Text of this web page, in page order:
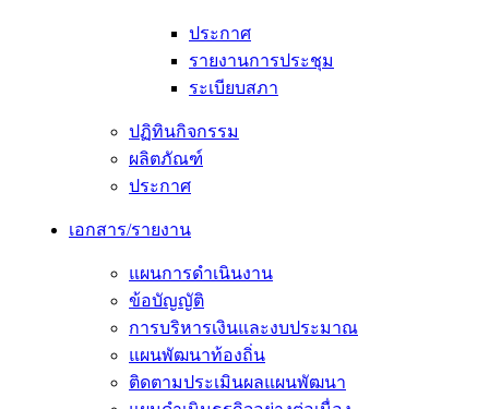
ประกาศ
รายงานการประชุม
ระเบียบสภา
ปฏิทินกิจกรรม
ผลิตภัณฑ์
ประกาศ
เอกสาร/รายงาน
แผนการดำเนินงาน
ข้อบัญญัติ
การบริหารเงินและงบประมาณ
แผนพัฒนาท้องถิ่น
ติดตามประเมินผลแผนพัฒนา